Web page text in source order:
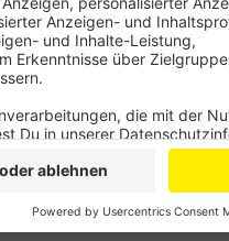
Schienenlösung möglich –
Anzeige